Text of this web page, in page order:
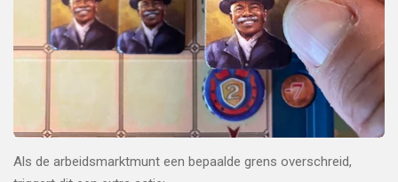
Als de arbeidsmarktmunt een bepaalde grens overschreid,